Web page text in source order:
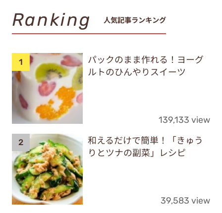
Ranking 人気記事ランキング
パックのまま作れる！ヨーグ
ルトのひんやりスイーツ
139,133 view
和えるだけで簡単！「きゅう
りとツナの副菜」レシピ
39,583 view